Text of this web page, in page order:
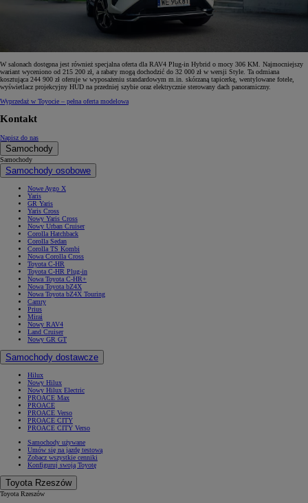
W salonach dostępna jest również specjalna oferta dla RAV4 Plug-in Hybrid o mocy 306 KM. Najmocniejszy
wariant wyceniono od 215 200 zł, a rabaty mogą dochodzić do 32 000 zł w wersji Style. Ta odmiana
kosztująca 244 900 zł oferuje w wyposażeniu standardowym m.in. skórzaną tapicerkę, wentylowane fotele,
wyświetlacz projekcyjny HUD na przedniej szybie oraz elektrycznie sterowany dach panoramiczny.
Wyprzedaż w Toyocie – pełna oferta modelowa
Kontakt
Napisz do nas
Samochody
Samochody
Samochody osobowe
Nowe Aygo X
Yaris
GR Yaris
Yaris Cross
Nowy Yaris Cross
Nowy Urban Cruiser
Corolla Hatchback
Corolla Sedan
Corolla TS Kombi
Nowa Corolla Cross
Toyota C-HR
Toyota C-HR Plug-in
Nowa Toyota C-HR+
Nowa Toyota bZ4X
Nowa Toyota bZ4X Touring
Camry
Prius
Mirai
Nowy RAV4
Land Cruiser
Nowy GR GT
Samochody dostawcze
Hilux
Nowy Hilux
Nowy Hilux Electric
PROACE Max
PROACE
PROACE Verso
PROACE CITY
PROACE CITY Verso
Samochody używane
Umów się na jazdę testową
Zobacz wszystkie cenniki
Konfiguruj swoją Toyotę
Toyota Rzeszów
Toyota Rzeszów